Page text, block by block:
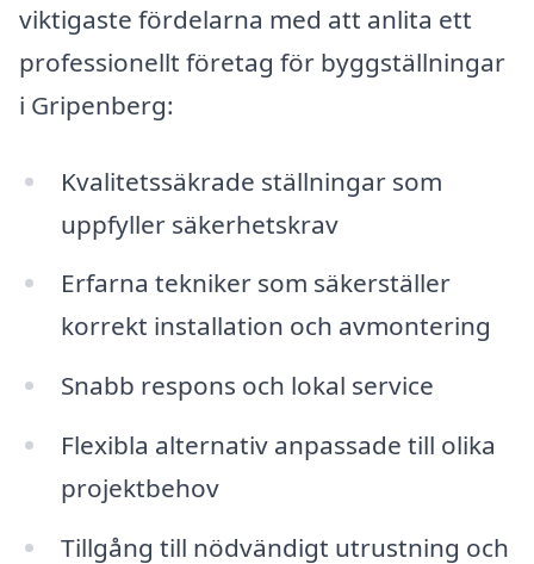
viktigaste fördelarna med att anlita ett
professionellt företag för byggställningar
i Gripenberg:
Kvalitetssäkrade ställningar som
uppfyller säkerhetskrav
Erfarna tekniker som säkerställer
korrekt installation och avmontering
Snabb respons och lokal service
Flexibla alternativ anpassade till olika
projektbehov
Tillgång till nödvändigt utrustning och